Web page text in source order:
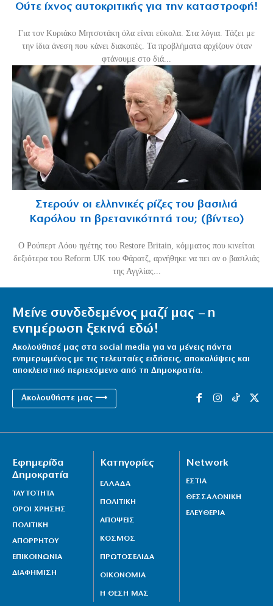
Ούτε ίχνος αυτοκριτικής για την καταστροφή!
Για τον Κυριάκο Μητσοτάκη όλα είναι εύκολα. Στα λόγια. Τάζει με
την ίδια άνεση που κάνει διακοπές. Τα προβλήματα αρχίζουν όταν
φτάνουμε στο διά...
Στερούν οι ελληνικές ρίζες του βασιλιά
Καρόλου τη βρετανικότητά του; (βίντεο)
O Ρούπερτ Λόου ηγέτης του Restore Britain, κόμματος που κινείται
δεξιότερα του Reform UK του Φάρατζ, αρνήθηκε να πει αν ο βασιλιάς
της Αγγλίας...
Μείνε συνδεδεμένος μαζί μας – η
ενημέρωση ξεκινά εδώ!
Ακολούθησέ μας στα social media για να μένεις πάντα
ενημερωμένος με τις τελευταίες ειδήσεις, αποκαλύψεις και
αποκλειστικό περιεχόμενο από τη Δημοκρατία.
Ακολουθήστε μας ⟶
Εφημερίδα
Δημοκρατία
ΤΑΥΤΟΤΗΤΑ
ΟΡΟΙ ΧΡΗΣΗΣ
ΠΟΛΙΤΙΚΗ
ΑΠΟΡΡΗΤΟΥ
ΕΠΙΚΟΙΝΩΝΙΑ
ΔΙΑΦΗΜΙΣΗ
Κατηγορίες
ΕΛΛΑΔΑ
ΠΟΛΙΤΙΚΗ
ΑΠΟΨΕΙΣ
ΚΟΣΜΟΣ
ΠΡΩΤΟΣΕΛΙΔΑ
ΟΙΚΟΝΟΜΙΑ
Η ΘΕΣΗ ΜΑΣ
Network
ΕΣΤΙΑ
ΘΕΣΣΑΛΟΝΙΚΗ
ΕΛΕΥΘΕΡΙΑ